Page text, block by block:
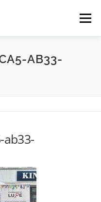
Menü
FINDENAB33-
ab33-